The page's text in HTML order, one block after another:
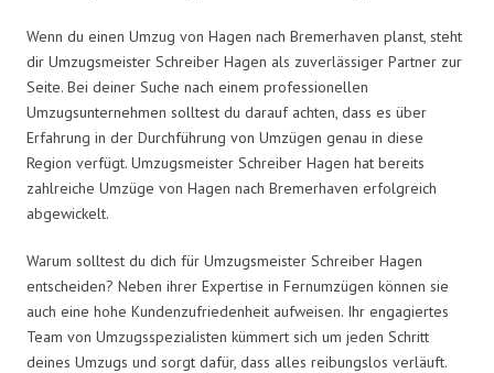
Wenn du einen Umzug von Hagen nach Bremerhaven planst, steht
dir Umzugsmeister Schreiber Hagen als zuverlässiger Partner zur
Seite. Bei deiner Suche nach einem professionellen
Umzugsunternehmen solltest du darauf achten, dass es über
Erfahrung in der Durchführung von Umzügen genau in diese
Region verfügt. Umzugsmeister Schreiber Hagen hat bereits
zahlreiche Umzüge von Hagen nach Bremerhaven erfolgreich
abgewickelt.
Warum solltest du dich für Umzugsmeister Schreiber Hagen
entscheiden? Neben ihrer Expertise in Fernumzügen können sie
auch eine hohe Kundenzufriedenheit aufweisen. Ihr engagiertes
Team von Umzugsspezialisten kümmert sich um jeden Schritt
deines Umzugs und sorgt dafür, dass alles reibungslos verläuft.